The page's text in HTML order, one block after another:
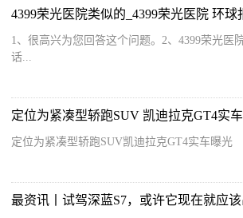
4399荣光医院类似的_4399荣光医院 环球
1、很高兴为您回答这个问题。2、4399荣光医
话...
定位为紧凑型轿跑SUV 凯迪拉克GT4实
定位为紧凑型轿跑SUV凯迪拉克GT4实车曝光
最资讯丨试驾深蓝S7，或许它现在就应